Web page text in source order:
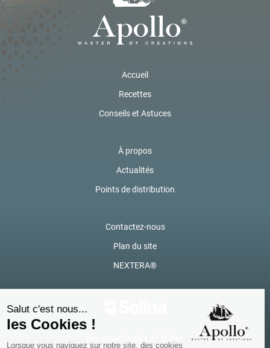
Accueil
Recettes
Conseils et Astuces
À propos
Actualités
Points de distribution
Contactez-nous
Plan du site
NEXTERA®